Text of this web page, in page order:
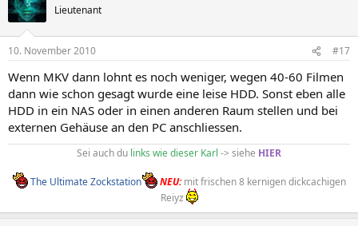
Lieutenant
10. November 2010 #17
Wenn MKV dann lohnt es noch weniger, wegen 40-60 Filmen
dann wie schon gesagt wurde eine leise HDD. Sonst eben alle
HDD in ein NAS oder in einen anderen Raum stellen und bei
externen Gehäuse an den PC anschliessen.
Sei auch du links wie dieser Karl -> siehe HIER
The Ultimate Zockstation NEU:mit frischen 8 kernigen dickcachigen
Reiyz